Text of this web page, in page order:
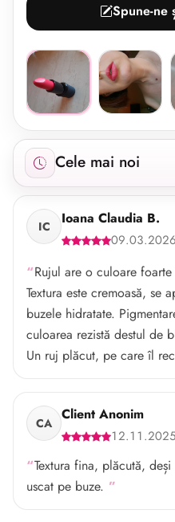
Spune-ne
Cele mai noi
Afișăm 38 recenzii începând
IC Ioana Claudia B.
09.03.2026
Rujul are o culoare
Textura este cremoasă, se
buzele hidratate.
culoarea rezistă destul de
Un ruj plăcut, pe care îl
CA Client Anonim
12.11.2025
Textura fina, plăcută,
uscat pe buze.